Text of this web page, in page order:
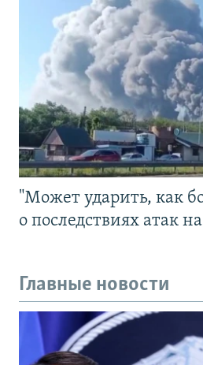
"Может ударить, как
о последствиях атак
Главные новости